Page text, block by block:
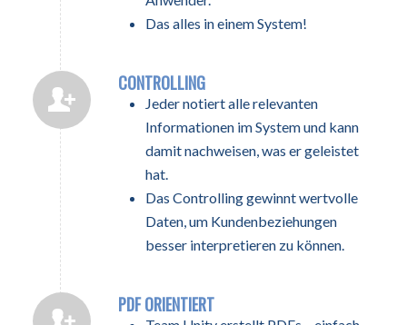
Das alles in einem System!
CONTROLLING
Jeder notiert alle relevanten
Informationen im System und kann
damit nachweisen, was er geleistet
hat.
Das Controlling gewinnt wertvolle
Daten, um Kundenbeziehungen
besser interpretieren zu können.
PDF ORIENTIERT